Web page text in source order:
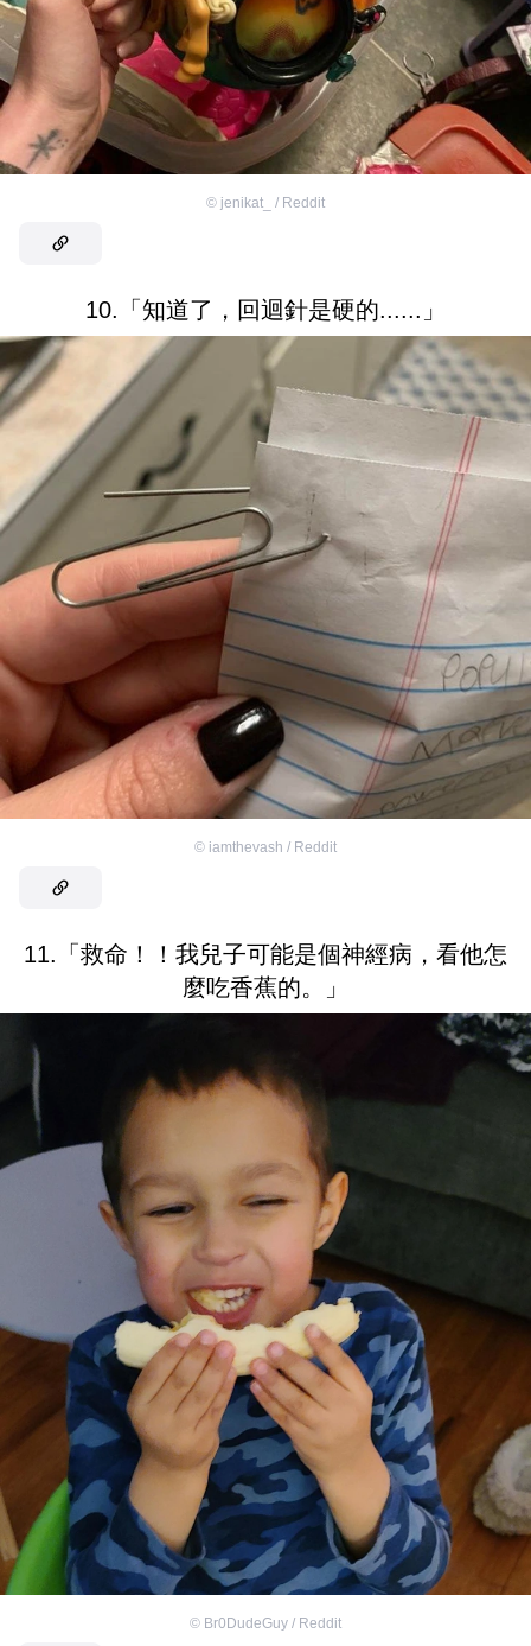
© jenikat_ / Reddit
10.「知道了，回迴針是硬的......」
© iamthevash / Reddit
11.「救命！！我兒子可能是個神經病，看他怎
麼吃香蕉的。」
© Br0DudeGuy / Reddit